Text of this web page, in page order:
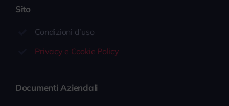
Sito
Condizioni d’uso
Privacy e Cookie Policy
Documenti Aziendali